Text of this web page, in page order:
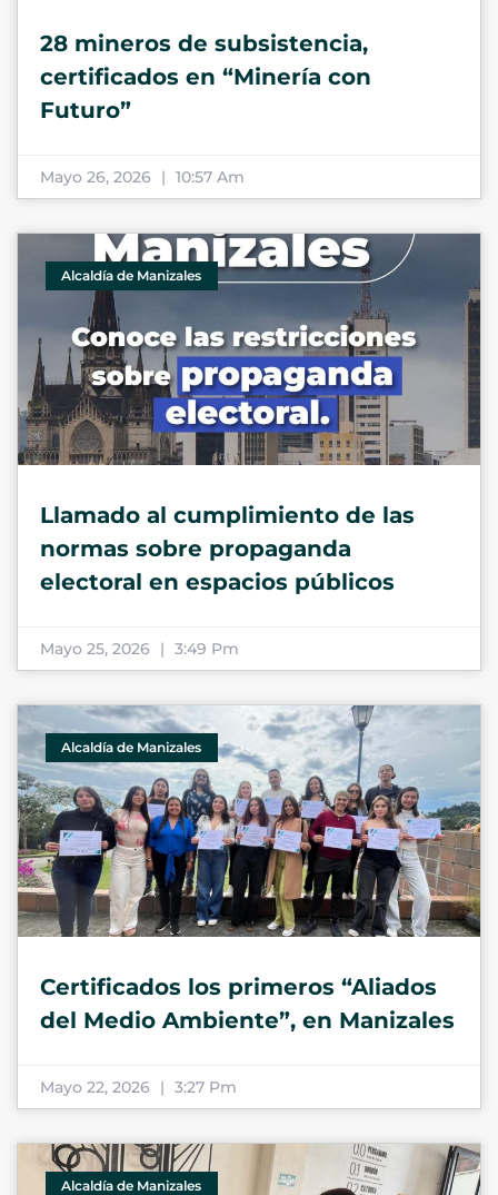
28 mineros de subsistencia,
certificados en “Minería con
Futuro”
Mayo 26, 2026 10:57 Am
Alcaldía de Manizales
Llamado al cumplimiento de las
normas sobre propaganda
electoral en espacios públicos
Mayo 25, 2026 3:49 Pm
Alcaldía de Manizales
Certificados los primeros “Aliados
del Medio Ambiente”, en Manizales
Mayo 22, 2026 3:27 Pm
Alcaldía de Manizales